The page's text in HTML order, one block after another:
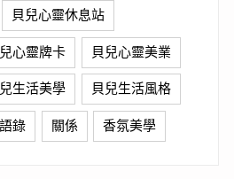
貝兒心靈休息站
心靈牌卡 貝兒心靈美業
生活美學 貝兒生活風格
錄 關係 香氛美學